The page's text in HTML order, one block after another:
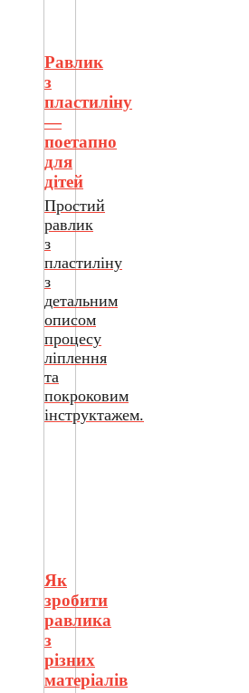
Равлик
з
пластиліну
—
поетапно
для
дітей
Простий
равлик
з
пластиліну
з
детальним
описом
процесу
ліплення
та
покроковим
інструктажем.
Як
зробити
равлика
з
різних
матеріалів